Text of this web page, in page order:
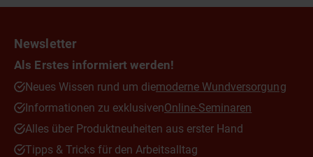
Newsletter
Als Erstes informiert werden!
Neues Wissen rund um diemoderne Wundversorgung
Informationen zu exklusivenOnline-Seminaren
Alles über Produktneuheiten aus erster Hand
Tipps & Tricks für den Arbeitsalltag